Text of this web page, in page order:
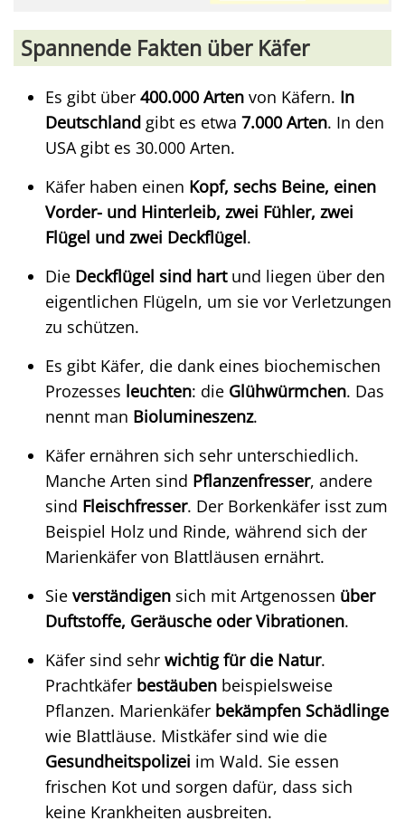
Spannende Fakten über Käfer
Es gibt über 400.000 Arten von Käfern. In
Deutschland gibt es etwa 7.000 Arten. In den
USA gibt es 30.000 Arten.
Käfer haben einen Kopf, sechs Beine, einen
Vorder- und Hinterleib, zwei Fühler, zwei
Flügel und zwei Deckflügel.
Die Deckflügel sind hartund liegen über den
eigentlichen Flügeln, um sie vor Verletzungen
zu schützen.
Es gibt Käfer, die dank eines biochemischen
Prozesses leuchten: die Glühwürmchen. Das
nennt man Biolumineszenz.
Käfer ernähren sich sehr unterschiedlich.
Manche Arten sind Pflanzenfresser, andere
sind Fleischfresser. Der Borkenkäfer isst zum
Beispiel Holz und Rinde, während sich der
Marienkäfer von Blattläusen ernährt.
Sie verständigen sich mit Artgenossen über
Duftstoffe, Geräusche oder Vibrationen.
Käfer sind sehr wichtig für die Natur.
Prachtkäfer bestäuben beispielsweise
Pflanzen. Marienkäfer bekämpfen Schädlinge
wie Blattläuse. Mistkäfer sind wie die
Gesundheitspolizei im Wald. Sie essen
frischen Kot und sorgen dafür, dass sich
keine Krankheiten ausbreiten.